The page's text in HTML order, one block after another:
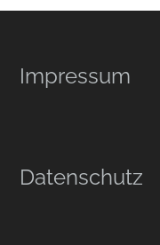
Footer
Impressum
Datenschutz